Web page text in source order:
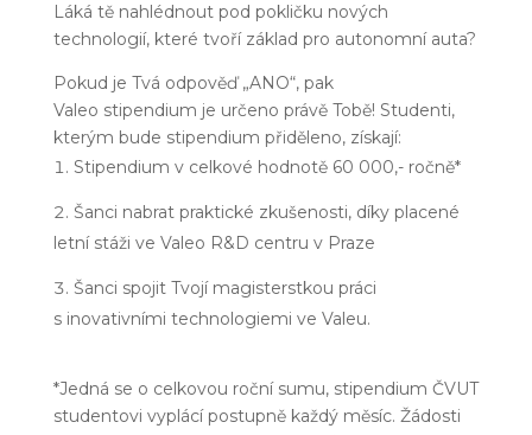
Láká tě nahlédnout pod pokličku nových
technologií, které tvoří základ pro autonomní auta?
Pokud je Tvá odpověď „ANO“, pak
Valeo stipendium je určeno právě Tobě! Studenti,
kterým bude stipendium přiděleno, získají:
Stipendium v celkové hodnotě 60 000,- ročně*
Šanci nabrat praktické zkušenosti, díky placené
letní stáži ve Valeo R&D centru v Praze
Šanci spojit Tvojí magisterstkou práci
s inovativními technologiemi ve Valeu.
*Jedná se o celkovou roční sumu, stipendium ČVUT
studentovi vyplácí postupně každý měsíc. Žádosti